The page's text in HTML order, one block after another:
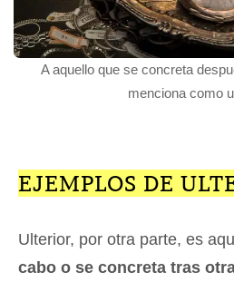
A aquello que se concreta
menciona como
EJEMPLOS DE
Ulterior, por otra parte, es
cabo o se concreta tras